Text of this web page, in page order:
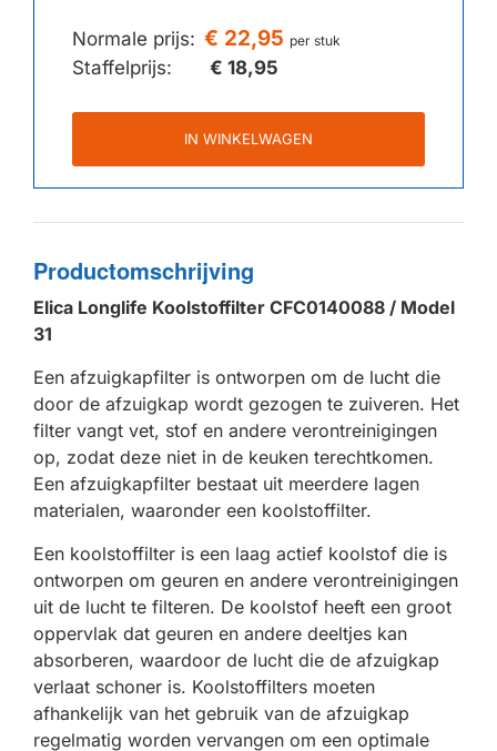
Normale prijs: € 22,95 per stuk
Staffelprijs: € 18,95
IN WINKELWAGEN
Productomschrijving
Elica Longlife Koolstoffilter CFC0140088 / Model
31
Een afzuigkapfilter is ontworpen om de lucht die
door de afzuigkap wordt gezogen te zuiveren. Het
filter vangt vet, stof en andere verontreinigingen
op, zodat deze niet in de keuken terechtkomen.
Een afzuigkapfilter bestaat uit meerdere lagen
materialen, waaronder een koolstoffilter.
Een koolstoffilter is een laag actief koolstof die is
ontworpen om geuren en andere verontreinigingen
uit de lucht te filteren. De koolstof heeft een groot
oppervlak dat geuren en andere deeltjes kan
absorberen, waardoor de lucht die de afzuigkap
verlaat schoner is. Koolstoffilters moeten
afhankelijk van het gebruik van de afzuigkap
regelmatig worden vervangen om een optimale